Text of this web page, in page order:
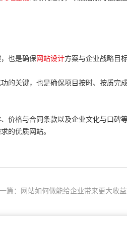
也是确保网站设计方案与企业战略目
的关键，也是确保项目按时、按质完
价格与合同条款以及企业文化与口碑
的优质网站。
篇：网站如何做能给企业带来更大收益